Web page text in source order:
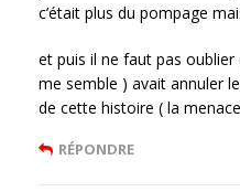
c’était plus du pompage
et puis il ne faut pas oublier
me semble ) avait annuler
de cette histoire ( la
RÉPONDRE